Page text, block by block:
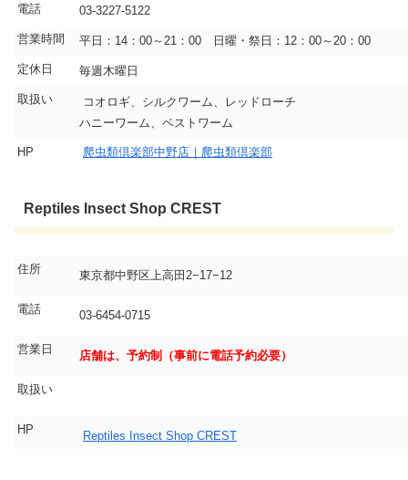
電話 03-3227-5122
営業時間 平日：14：00～21：00 日曜・祭日：12：00～20：00
定休日 毎週木曜日
取扱い
コオロギ、シルクワーム、レッドローチ
ハニーワーム、ベストワーム
HP 爬虫類倶楽部中野店｜爬虫類倶楽部
Reptiles Insect Shop CREST
住所 東京都中野区上高田2−17−12
電話 03-6454-0715
営業日 店舗は、予約制（事前に電話予約必要）
取扱い
HP Reptiles Insect Shop CREST